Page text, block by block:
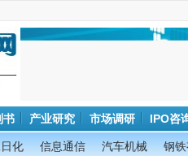
书 产业研究 市场调研 IPO咨
化 信息通信 汽车机械 钢